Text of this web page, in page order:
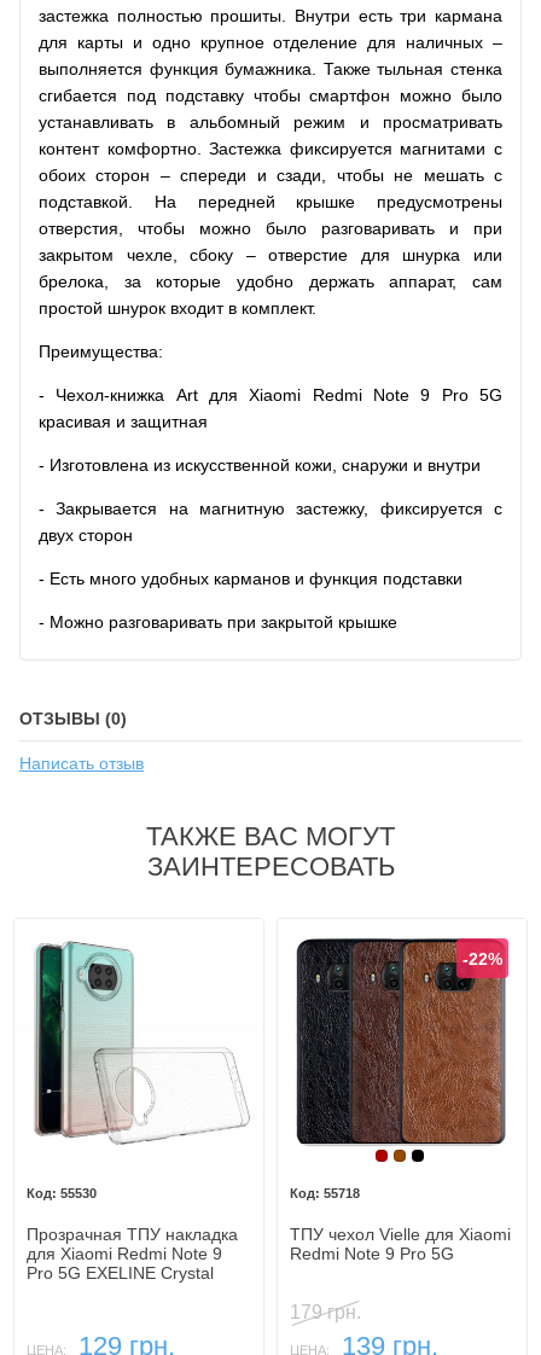
застежка полностью прошиты. Внутри есть три кармана
для карты и одно крупное отделение для наличных –
выполняется функция бумажника. Также тыльная стенка
сгибается под подставку чтобы смартфон можно было
устанавливать в альбомный режим и просматривать
контент комфортно. Застежка фиксируется магнитами с
обоих сторон – спереди и сзади, чтобы не мешать с
подставкой. На передней крышке предусмотрены
отверстия, чтобы можно было разговаривать и при
закрытом чехле, сбоку – отверстие для шнурка или
брелока, за которые удобно держать аппарат, сам
простой шнурок входит в комплект.
Преимущества:
- Чехол-книжка Art для Xiaomi Redmi Note 9 Pro 5G
красивая и защитная
- Изготовлена из искусственной кожи, снаружи и внутри
- Закрывается на магнитную застежку, фиксируется с
двух сторон
- Есть много удобных карманов и функция подставки
- Можно разговаривать при закрытой крышке
ОТЗЫВЫ (0)
Написать отзыв
ТАКЖЕ ВАС МОГУТ
ЗАИНТЕРЕСОВАТЬ
55530
Прозрачная ТПУ накладка
для Xiaomi Redmi Note 9
Pro 5G EXELINE Crystal
ЦЕНА: 129 грн.
Бордовый
Коричневый
Черный
-22%
55718
ТПУ чехол Vielle для Xiaomi
Redmi Note 9 Pro 5G
179 грн.
ЦЕНА: 139 грн.